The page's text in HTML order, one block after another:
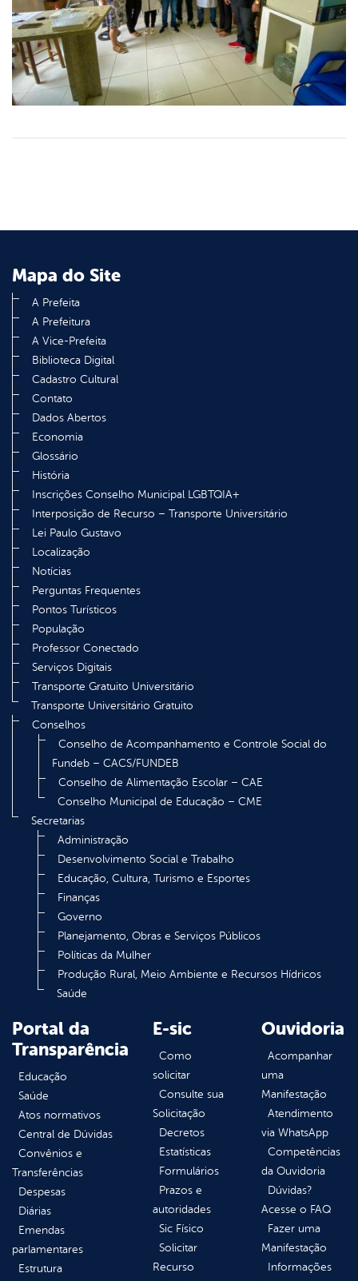
Mapa do Site
A Prefeita
A Prefeitura
A Vice-Prefeita
Biblioteca Digital
Cadastro Cultural
Contato
Dados Abertos
Economia
Glossário
História
Inscrições Conselho Municipal LGBTQIA+
Interposição de Recurso – Transporte Universitário
Lei Paulo Gustavo
Localização
Notícias
Perguntas Frequentes
Pontos Turísticos
População
Professor Conectado
Serviços Digitais
Transporte Gratuito Universitário
Transporte Universitário Gratuito
Conselhos
Conselho de Acompanhamento e Controle Social do
Fundeb – CACS/FUNDEB
Conselho de Alimentação Escolar – CAE
Conselho Municipal de Educação – CME
Secretarias
Administração
Desenvolvimento Social e Trabalho
Educação, Cultura, Turismo e Esportes
Finanças
Governo
Planejamento, Obras e Serviços Públicos
Políticas da Mulher
Produção Rural, Meio Ambiente e Recursos Hídricos
Saúde
Portal da
Transparência
Educação
Saúde
Atos normativos
Central de Dúvidas
Convênios e
Transferências
Despesas
Diárias
Emendas
parlamentares
Estrutura
E-sic
Como
solicitar
Consulte sua
Solicitação
Decretos
Estatísticas
Formulários
Prazos e
autoridades
Sic Físico
Solicitar
Recurso
Ouvidoria
Acompanhar
uma
Manifestação
Atendimento
via WhatsApp
Competências
da Ouvidoria
Dúvidas?
Acesse o FAQ
Fazer uma
Manifestação
Informações